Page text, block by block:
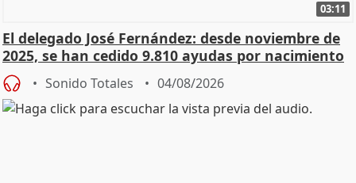
03:11
El delegado José Fernández: desde noviembre de
2025, se han cedido 9.810 ayudas por nacimiento
Sonido Totales 04/08/2026